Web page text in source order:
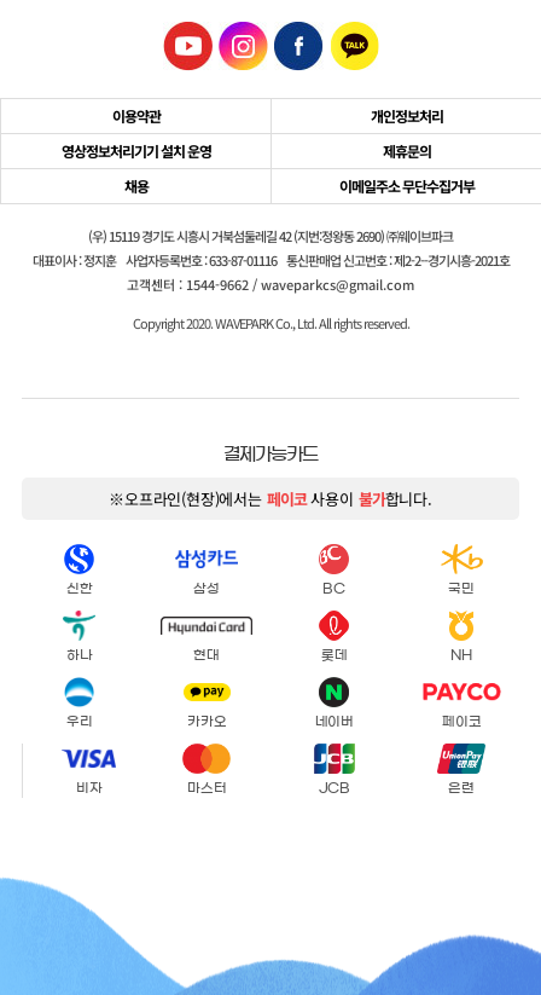
이용약관
개인정보처리
영상정보처리기기 설치 운영
제휴문의
채용
이메일주소 무단수집거부
(우) 15119 경기도 시흥시 거북섬둘레길 42 (지번:정왕동 2690) ㈜웨이브파크
대표이사 : 정지훈 사업자등록번호 : 633-87-01116 통신판매업 신고번호 : 제2-2--경기시흥-2021호
고객센터 : 1544-9662 / waveparkcs@gmail.com
Copyright 2020. WAVEPARK Co., Ltd. All rights reserved.
결제가능카드
※오프라인(현장)에서는 페이코사용이 불가합니다.
신한 삼성 BC 국민
하나 현대 롯데 NH
우리 카카오 네이버 페이코
비자 마스터 JCB 은련